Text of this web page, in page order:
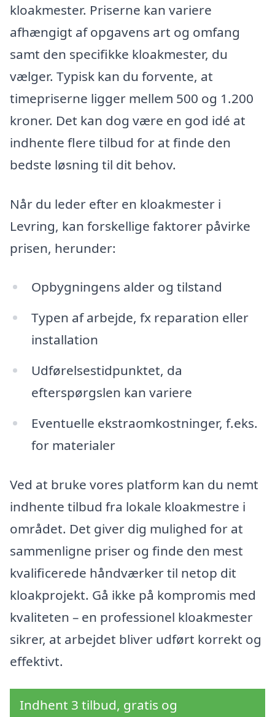
kloakmester. Priserne kan variere
afhængigt af opgavens art og omfang
samt den specifikke kloakmester, du
vælger. Typisk kan du forvente, at
timepriserne ligger mellem 500 og 1.200
kroner. Det kan dog være en god idé at
indhente flere tilbud for at finde den
bedste løsning til dit behov.
Når du leder efter en kloakmester i
Levring, kan forskellige faktorer påvirke
prisen, herunder:
Opbygningens alder og tilstand
Typen af arbejde, fx reparation eller
installation
Udførelsestidpunktet, da
efterspørgslen kan variere
Eventuelle ekstraomkostninger, f.eks.
for materialer
Ved at bruke vores platform kan du nemt
indhente tilbud fra lokale kloakmestre i
området. Det giver dig mulighed for at
sammenligne priser og finde den mest
kvalificerede håndværker til netop dit
kloakprojekt. Gå ikke på kompromis med
kvaliteten – en professionel kloakmester
sikrer, at arbejdet bliver udført korrekt og
effektivt.
Indhent 3 tilbud, gratis og